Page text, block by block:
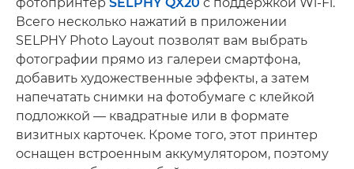
Всего несколько нажатий в приложении
SELPHY Photo Layout позволят вам выбрать
фотографии прямо из галереи смартфона,
добавить художественные эффекты, а затем
напечатать снимки на фотобумаге с клейкой
подложкой — квадратные или в формате
визитных карточек. Кроме того, этот принтер
оснащен встроенным аккумулятором, поэтому